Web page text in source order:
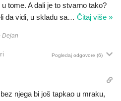
tome. A dali je to stvarno tako?
da vidi, u skladu sa… Čitaj više »
Dejan
Pogledaj odgovore (6)
njega bi još tapkao u mraku,